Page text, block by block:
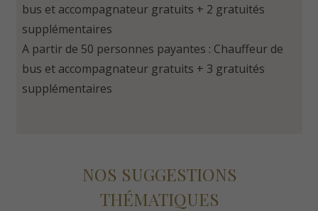
bus et accompagnateur gratuits + 2 gratuités
supplémentaires
A partir de 50 personnes payantes : Chauffeur de
bus et accompagnateur gratuits + 3 gratuités
supplémentaires
NOS SUGGESTIONS
THÉMATIQUES